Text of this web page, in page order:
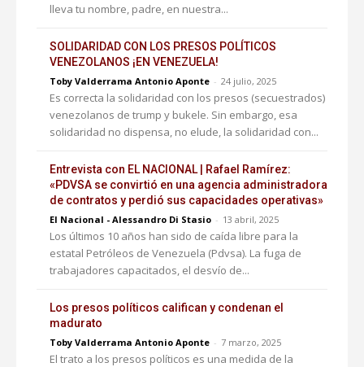
lleva tu nombre, padre, en nuestra...
SOLIDARIDAD CON LOS PRESOS POLÍTICOS
VENEZOLANOS ¡EN VENEZUELA!
Toby Valderrama Antonio Aponte - 24 julio, 2025
Es correcta la solidaridad con los presos (secuestrados)
venezolanos de trump y bukele. Sin embargo, esa
solidaridad no dispensa, no elude, la solidaridad con...
Entrevista con EL NACIONAL | Rafael Ramírez:
«PDVSA se convirtió en una agencia administradora
de contratos y perdió sus capacidades operativas»
El Nacional - Alessandro Di Stasio - 13 abril, 2025
Los últimos 10 años han sido de caída libre para la
estatal Petróleos de Venezuela (Pdvsa). La fuga de
trabajadores capacitados, el desvío de...
Los presos políticos califican y condenan el
madurato
Toby Valderrama Antonio Aponte - 7 marzo, 2025
El trato a los presos políticos es una medida de la